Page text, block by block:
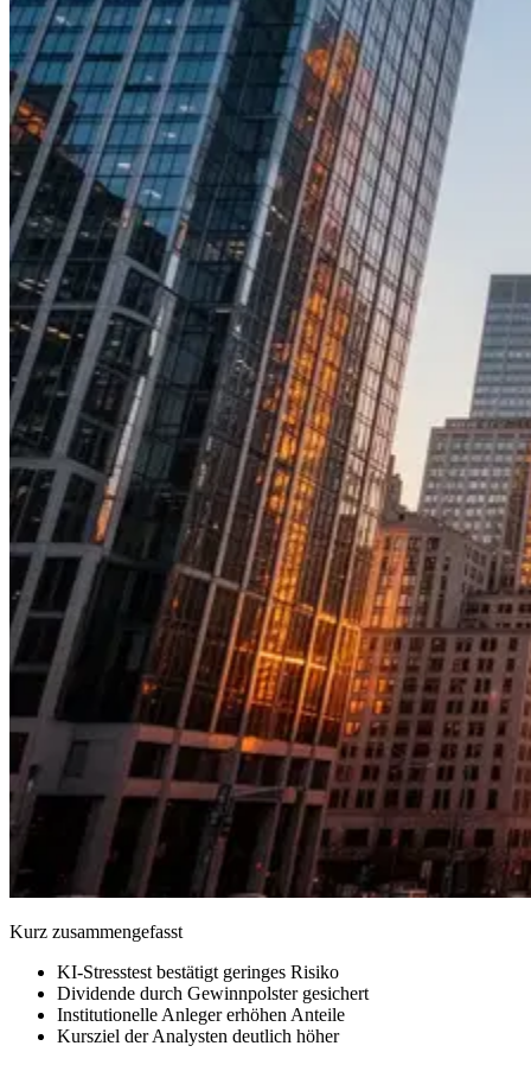
Kurz zusammengefasst
KI-Stresstest bestätigt geringes Risiko
Dividende durch Gewinnpolster gesichert
Institutionelle Anleger erhöhen Anteile
Kursziel der Analysten deutlich höher